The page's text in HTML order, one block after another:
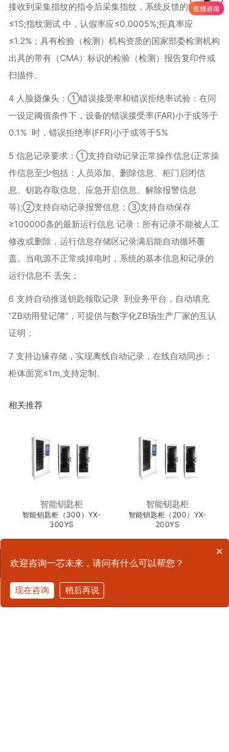
接收到采集指纹的指令后采集指纹，系统反馈的时间
≤1S;指纹测试 中，认假率应≤0.0005%;拒真率应
≤1.2%；具有检验（检测）机构资质的国家部委检测机构
出具的带有（CMA）标识的检验（检测）报告复印件或
扫描件。
4 人脸摄像头：①错误接受率和错误拒绝率试验：在同
一设定阈值条件下，设备的错误接受率(FAR)小于或等于
0.1% 时，错误拒绝率(FFR)小于或等于5%
5 信息记录要求：①支持自动记录正常操作信息(正常操
作信息至少包括：人员添加、删除信息、柜门启闭信
息、钥匙存取信息、应急开启信息、解除报警信息
等);②支持自动记录报警信息；③支持自动保存
≥100000条的最新运行信息 记录：所有记录不能被人工
修改或删除，运行信息存储区记录满后能自动循环覆
盖。当电源不正常或掉电时，系统的基本信息和记录的
运行信息不 丢失；
6 支持自动推送钥匙领取记录 到业务平台，自动填充
“ZB动用登记簿”，可提供与数字化ZB场生产厂家的互认
证明；
7 支持边缘存储，实现离线自动记录，在线自动同步；
柜体面宽≤1m,支持定制。
相关推荐
智能钥匙柜
智能钥匙柜（300）YX-
300YS
智能钥匙柜
智能钥匙柜（200）YX-
200YS
×
欢迎咨询一芯未来，请问有什么可以帮您？
现在咨询 稍后再说拨打电话